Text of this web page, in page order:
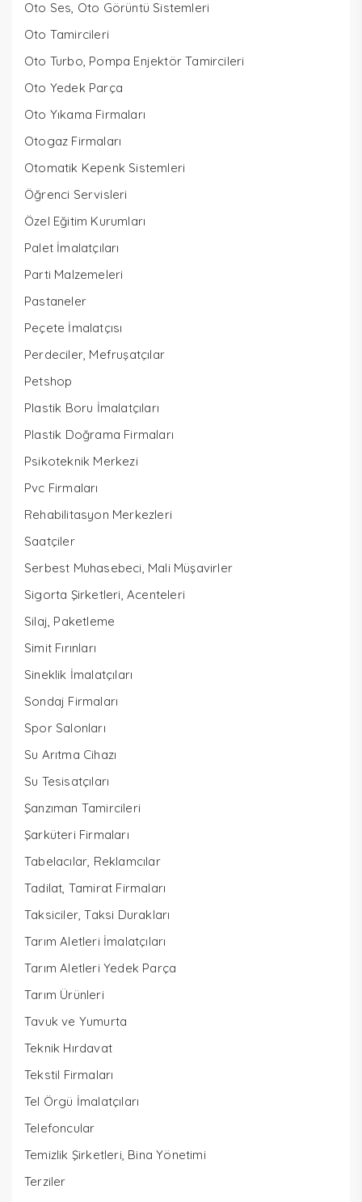
Oto Ses, Oto Görüntü Sistemleri
Oto Tamircileri
Oto Turbo, Pompa Enjektör Tamircileri
Oto Yedek Parça
Oto Yıkama Firmaları
Otogaz Firmaları
Otomatik Kepenk Sistemleri
Öğrenci Servisleri
Özel Eğitim Kurumları
Palet İmalatçıları
Parti Malzemeleri
Pastaneler
Peçete İmalatçısı
Perdeciler, Mefruşatçılar
Petshop
Plastik Boru İmalatçıları
Plastik Doğrama Firmaları
Psikoteknik Merkezi
Pvc Firmaları
Rehabilitasyon Merkezleri
Saatçiler
Serbest Muhasebeci, Mali Müşavirler
Sigorta Şirketleri, Acenteleri
Silaj, Paketleme
Simit Fırınları
Sineklik İmalatçıları
Sondaj Firmaları
Spor Salonları
Su Arıtma Cihazı
Su Tesisatçıları
Şanzıman Tamircileri
Şarküteri Firmaları
Tabelacılar, Reklamcılar
Tadilat, Tamirat Firmaları
Taksiciler, Taksi Durakları
Tarım Aletleri İmalatçıları
Tarım Aletleri Yedek Parça
Tarım Ürünleri
Tavuk ve Yumurta
Teknik Hırdavat
Tekstil Firmaları
Tel Örgü İmalatçıları
Telefoncular
Temizlik Şirketleri, Bina Yönetimi
Terziler